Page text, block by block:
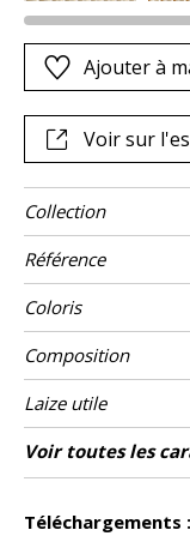
Ajouter à
Voir sur
Collection
Référence
Coloris
Composition
Laize utile
Raccord
Test
Martindale
Usage
martindale
Wyzenbeek
Sens
Poids g/m²
Usage
Entretien
Pays d'origine
Rapport
Horizontal
Rapport
Vertical
Voir toutes les
Téléchargements :